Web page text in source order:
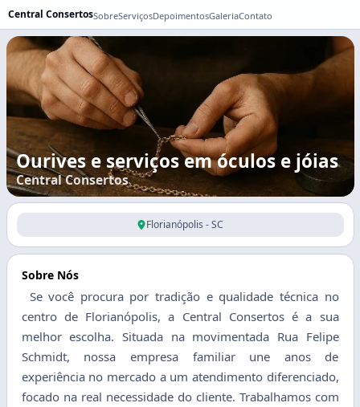
Central ConsertosSobreServiçosDepoimentosGaleriaContato
Ourives e serviços em óculos e jóias
Central Consertos
Florianópolis - SC
Sobre Nós
Se você procura por tradição e qualidade técnica no
centro de Florianópolis, a Central Consertos é a sua
melhor escolha. Situada na movimentada Rua Felipe
Schmidt, nossa empresa familiar une anos de
experiência no mercado a um atendimento diferenciado,
focado na real necessidade do cliente. Trabalhamos com